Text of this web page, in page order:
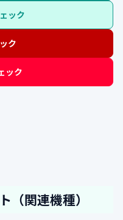
ック
ク
ック
関連機種）